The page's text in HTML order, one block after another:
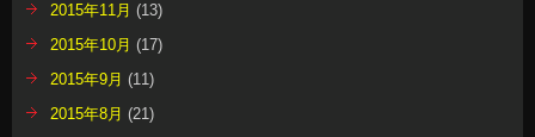
2015年11月 (13)
2015年10月 (17)
2015年9月 (11)
2015年8月 (21)